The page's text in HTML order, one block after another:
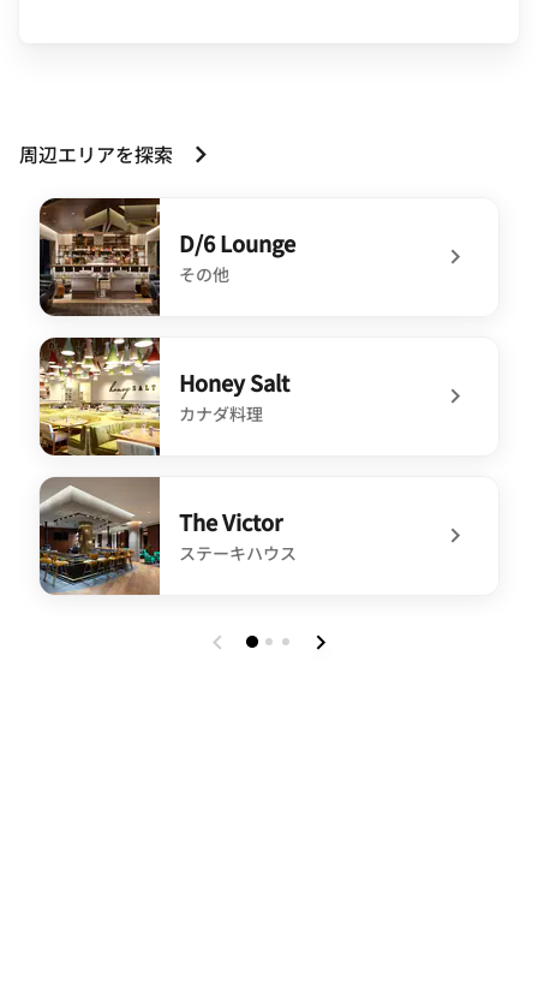
周辺エリアを探索
D/6 Lounge
その他
undefined D/6 Lounge
Honey Salt
カナダ料理
undefined Honey Salt
The Victor
ステーキハウス
undefined The Victor